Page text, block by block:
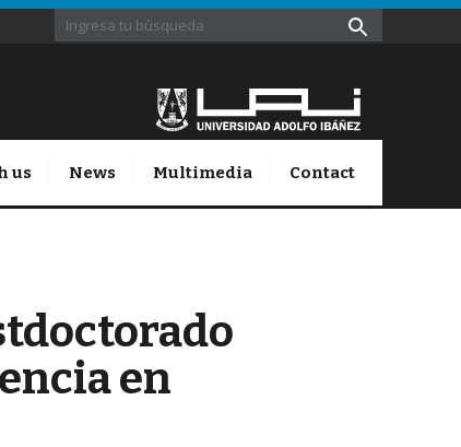
us News Multimedia Contact
en